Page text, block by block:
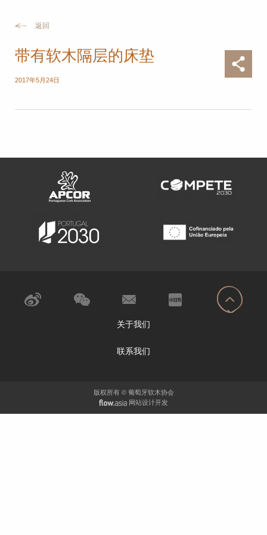
返回
带有软木隔层的床垫
2017年5月24日
关于我们
联系我们
版权所有 © 葡萄牙软木协会
网站设计开发